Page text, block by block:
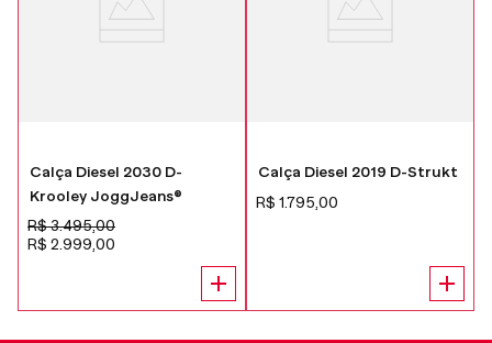
Calça Diesel 2030 D-
Krooley JoggJeans®
R$3.495,00
R$ 2 999 00
Calça Diesel 2019 D-Strukt
R$ 1795 00